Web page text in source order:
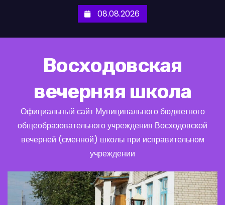
08.08.2026
Восходовская
вечерняя школа
Официальный сайт Муниципального бюджетного
общеобразовательного учреждения Восходовской
вечерней (сменной) школы при исправительном
учреждении